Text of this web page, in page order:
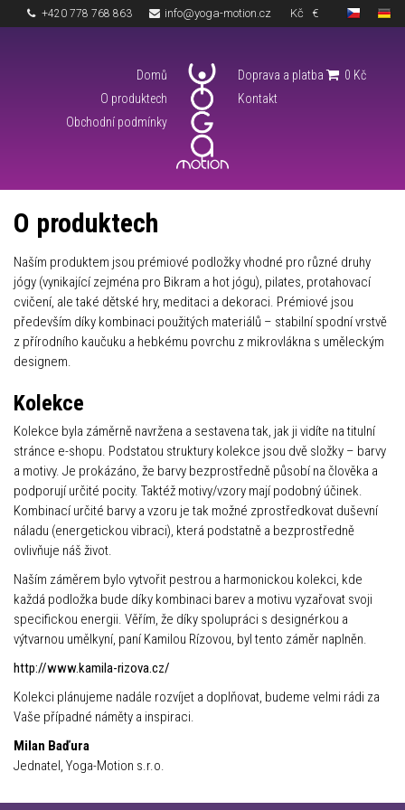
+420 778 768 863 info@yoga-motion.cz Kč €
Domů
O produktech
Obchodní podmínky
Doprava a platba
Kontakt
0 Kč
O produktech
Naším produktem jsou prémiové podložky vhodné pro různé druhy
jógy (vynikající zejména pro Bikram a hot jógu), pilates, protahovací
cvičení, ale také dětské hry, meditaci a dekoraci. Prémiové jsou
především díky kombinaci použitých materiálů – stabilní spodní vrstvě
z přírodního kaučuku a hebkému povrchu z mikrovlákna s uměleckým
designem.
Kolekce
Kolekce byla záměrně navržena a sestavena tak, jak ji vidíte na titulní
stránce e-shopu. Podstatou struktury kolekce jsou dvě složky – barvy
a motivy. Je prokázáno, že barvy bezprostředně působí na člověka a
podporují určité pocity. Taktéž motivy/vzory mají podobný účinek.
Kombinací určité barvy a vzoru je tak možné zprostředkovat duševní
náladu (energetickou vibraci), která podstatně a bezprostředně
ovlivňuje náš život.
Naším záměrem bylo vytvořit pestrou a harmonickou kolekci, kde
každá podložka bude díky kombinaci barev a motivu vyzařovat svoji
specifickou energii. Věřím, že díky spolupráci s designérkou a
výtvarnou umělkyní, paní Kamilou Rízovou, byl tento záměr naplněn.
http://www.kamila-rizova.cz/
Kolekci plánujeme nadále rozvíjet a doplňovat, budeme velmi rádi za
Vaše případné náměty a inspiraci.
Milan Baďura
Jednatel, Yoga-Motion s.r.o.